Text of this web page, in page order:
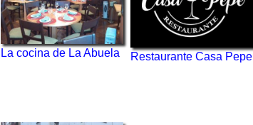
La cocina de La Abuela Restaurante Casa Pepe